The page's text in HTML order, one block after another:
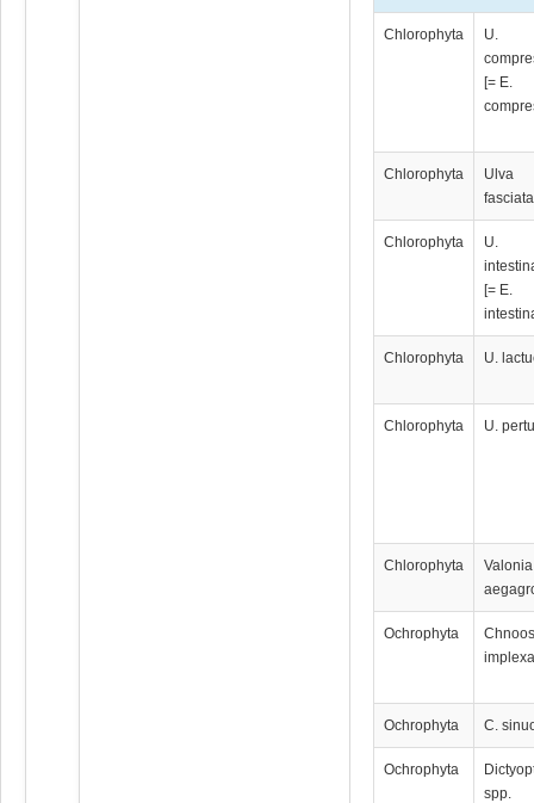
Chlorophyta
U.
[= E.
Chlorophyta
Ulva
fasciata
Chlorophyta
U.
[= E.
Chlorophyta U.
Chlorophyta U.
Chlorophyta
Valonia
Ochrophyta
Ochrophyta C.
Ochrophyta
spp.